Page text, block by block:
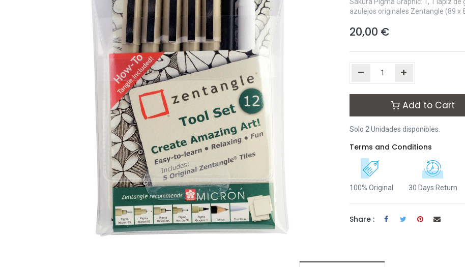
azulejos originales Zentangle (89 x
20,00 €
Add to Cart
Solo 2 Unidades disponibles.
Terms and Conditions
100% Original 30 Days Return
Share :